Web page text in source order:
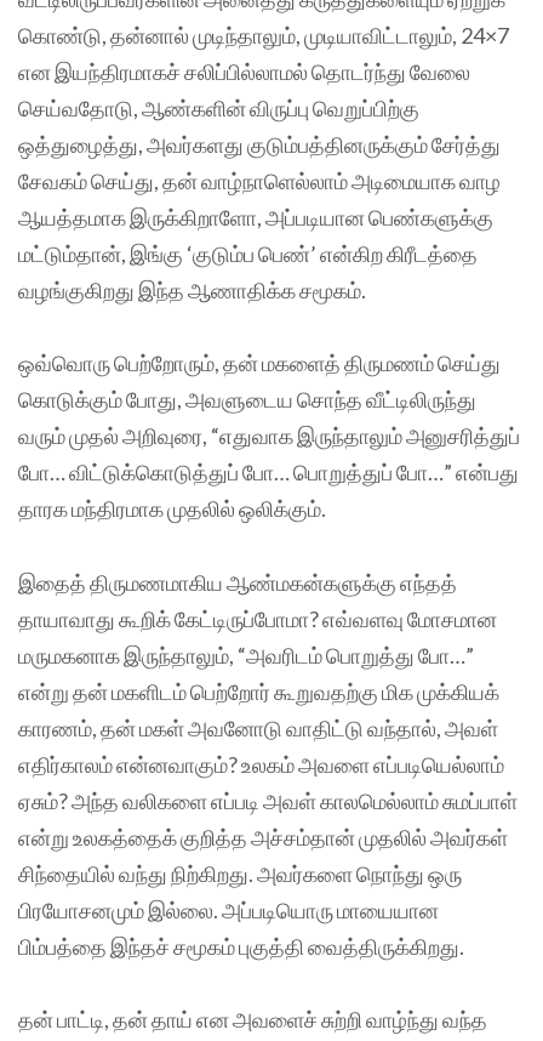
கொண்டு, தன்னால் முடிந்தாலும், முடியாவிட்டாலும், 24×7
என இயந்திரமாகச் சலிப்பில்லாமல் தொடர்ந்து வேலை
செய்வதோடு, ஆண்களின் விருப்பு வெறுப்பிற்கு
ஒத்துழைத்து, அவர்களது குடும்பத்தினருக்கும் சேர்த்து
சேவகம் செய்து, தன் வாழ்நாளெல்லாம் அடிமையாக வாழ
ஆயத்தமாக இருக்கிறாளோ, அப்படியான பெண்களுக்கு
மட்டும்தான், இங்கு ‘குடும்ப பெண்’ என்கிற கிரீடத்தை
வழங்குகிறது இந்த ஆணாதிக்க சமூகம்.
ஒவ்வொரு பெற்றோரும், தன் மகளைத் திருமணம் செய்து
கொடுக்கும் போது, அவளுடைய சொந்த வீட்டிலிருந்து
வரும் முதல் அறிவுரை, “எதுவாக இருந்தாலும் அனுசரித்துப்
போ… விட்டுக்கொடுத்துப் போ… பொறுத்துப் போ…” என்பது
தாரக மந்திரமாக முதலில் ஒலிக்கும்.
இதைத் திருமணமாகிய ஆண்மகன்களுக்கு எந்தத்
தாயாவாது கூறிக் கேட்டிருப்போமா? எவ்வளவு மோசமான
மருமகனாக இருந்தாலும், “அவரிடம் பொறுத்து போ…”
என்று தன் மகளிடம் பெற்றோர் கூறுவதற்கு மிக முக்கியக்
காரணம், தன் மகள் அவனோடு வாதிட்டு வந்தால், அவள்
எதிர்காலம் என்னவாகும்? உலகம் அவளை எப்படியெல்லாம்
ஏசும்? அந்த வலிகளை எப்படி அவள் காலமெல்லாம் சுமப்பாள்
என்று உலகத்தைக் குறித்த அச்சம்தான் முதலில் அவர்கள்
சிந்தையில் வந்து நிற்கிறது. அவர்களை நொந்து ஒரு
பிரயோசனமும் இல்லை. அப்படியொரு மாயையான
பிம்பத்தை இந்தச் சமூகம் புகுத்தி வைத்திருக்கிறது.
தன் பாட்டி, தன் தாய் என அவளைச் சுற்றி வாழ்ந்து வந்த